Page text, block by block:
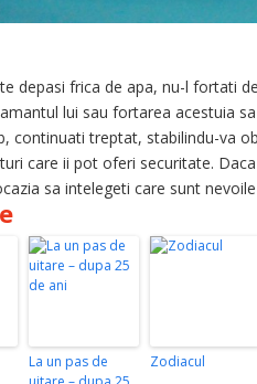
depasi frica de apa, nu-l fortati
lui sau fortarea acestuia
continuati treptat, stabilindu-va
care ii pot oferi securitate.
sa intelegeti care sunt
La un pas de
Zodiacul